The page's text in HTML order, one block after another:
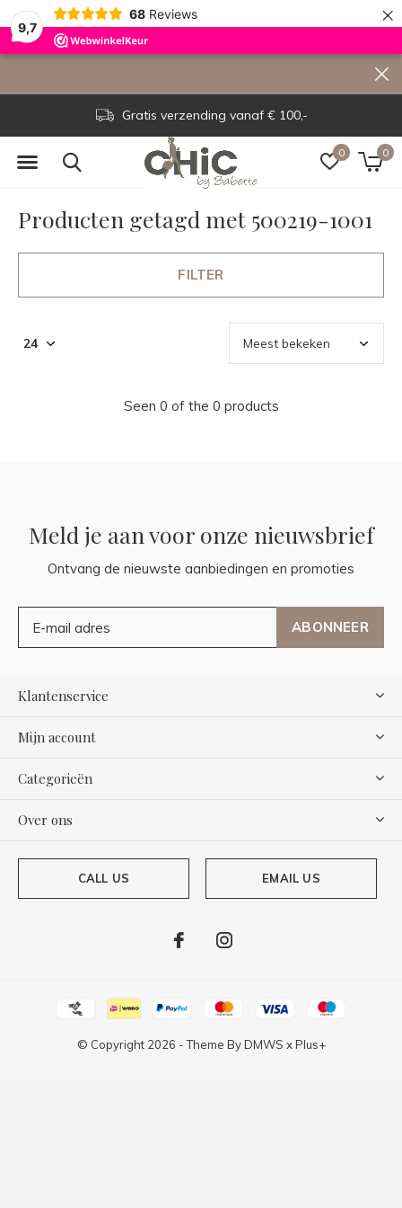
9,7
68 Reviews ×
0 0
Gratis verzending vanaf € 100,-
Producten getagd met 500219-1001
FILTER
Seen 0 of the 0 products
Meld je aan voor onze nieuwsbrief
Ontvang de nieuwste aanbiedingen en promoties
ABONNEER
Klantenservice
Mijn account
Categorieën
Over ons
CALL US EMAIL US
© Copyright 2026 - Theme ByDMWS xPlus+